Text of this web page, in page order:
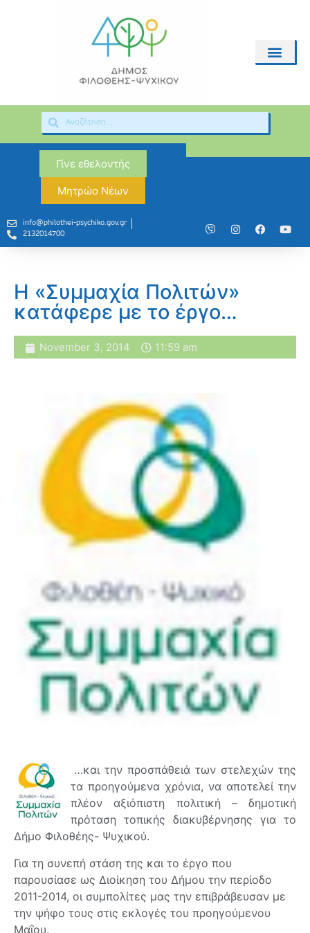
Γίνε εθελοντής
Μητρώο Νέων
info@philothei-psychiko.gov.gr
2132014700
Η «Συμμαχία Πολιτών»
κατάφερε με το έργο…
November 3, 2014 11:59 am
…και την προσπάθειά των στελεχών της
τα προηγούμενα χρόνια, να αποτελεί την
πλέον αξιόπιστη πολιτική – δημοτική
πρόταση τοπικής διακυβέρνησης για το
Δήμο Φιλοθέης- Ψυχικού.
Για τη συνεπή στάση της και το έργο που
παρουσίασε ως Διοίκηση του Δήμου την περίοδο
2011-2014, οι συμπολίτες μας την επιβράβευσαν με
την ψήφο τους στις εκλογές του προηγούμενου
Μαΐου.